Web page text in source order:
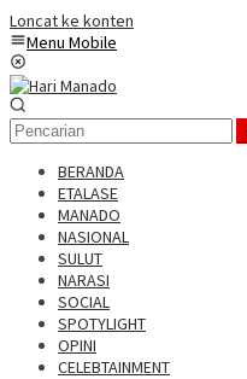
Loncat ke konten
Menu Mobile
BERANDA
ETALASE
MANADO
NASIONAL
SULUT
NARASI
SOCIAL
SPOTYLIGHT
OPINI
CELEBTAINMENT